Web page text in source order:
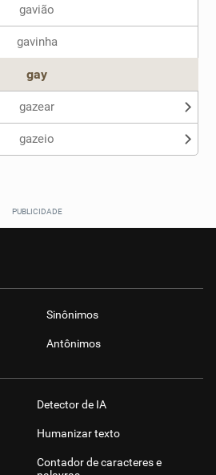
gavião
gavinha
gay
gazear
gazeio
Sinônimos
Antônimos
Detector de IA
Humanizar texto
Contador de caracteres e